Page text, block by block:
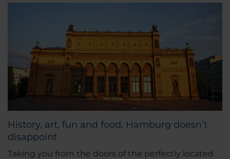
History, art, fun and food, Hamburg doesn’t
disappoint
Taking you from the doors of the perfectly located